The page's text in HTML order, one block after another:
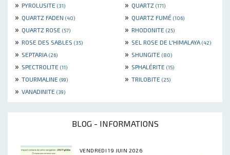
» PYROLUSITE (31) » QUARTZ (171)
» QUARTZ FADEN (40) » QUARTZ FUMÉ (106)
» QUARTZ ROSE (57) » RHODONITE (25)
» ROSE DES SABLES (35) » SEL ROSE DE L'HIMALAYA (42)
» SEPTARIA (26) » SHUNGITE (80)
» SPECTROLITE (11) » SPHALÉRITE (15)
» TOURMALINE (99) » TRILOBITE (25)
» VANADINITE (39)
BLOG - INFORMATIONS
VENDREDI 19 JUIN 2026